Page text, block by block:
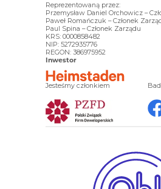
Reprezentowaną przez:
Przemysław Daniel Orchowicz –
Paweł Romańczuk – Członek
Paul Spina – Członek Zarządu
KRS: 0000858482
NIP: 5272935776
REGON: 386975952
Inwestor
Jesteśmy członkiem